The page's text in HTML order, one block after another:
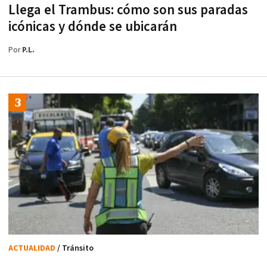
Llega el Trambus: cómo son sus paradas
icónicas y dónde se ubicarán
PorP.L.
ACTUALIDAD / Tránsito